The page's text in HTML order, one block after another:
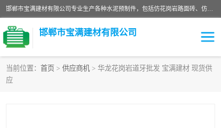
邯郸市宝满建材有限公司专业生产各种水泥预制件，包括仿花岗岩路面砖、仿花岗岩人行道砖、仿花岗岩路侧石、烧结砖、植草砖、码头砖连锁块、仿花岗岩路侧石、沙井盖、水泥盖板等各种水泥制品
邯郸市宝满建材有限公司
当前位置： 首页 > 供应商机 > 华龙花岗岩道牙批发 宝满建材 现货供
应